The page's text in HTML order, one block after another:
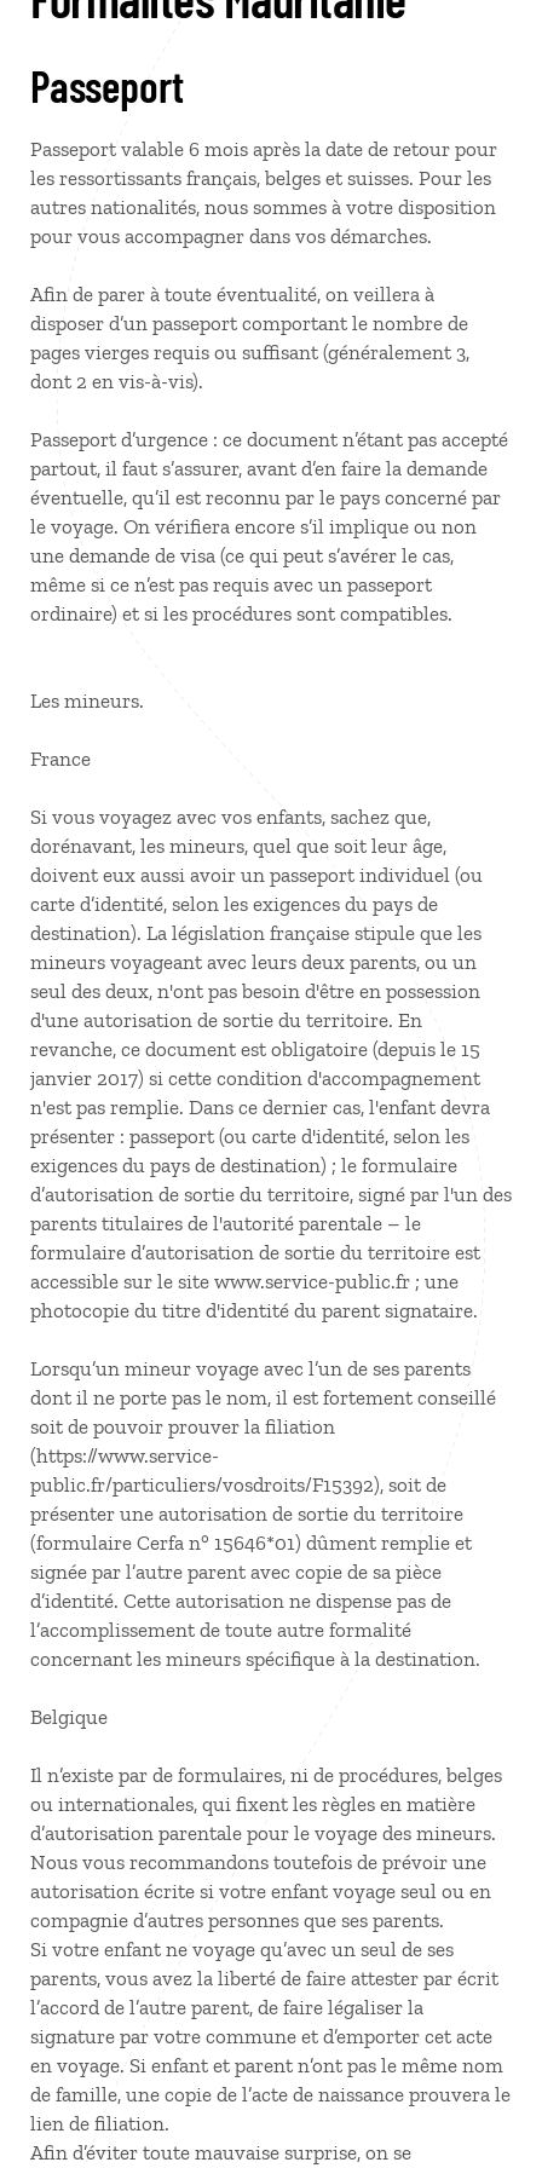
Passeport
Passeport valable 6 mois après la date de retour pour
les ressortissants français, belges et suisses. Pour les
autres nationalités, nous sommes à votre disposition
pour vous accompagner dans vos démarches.
Afin de parer à toute éventualité, on veillera à
disposer d’un passeport comportant le nombre de
pages vierges requis ou suffisant (généralement 3,
dont 2 en vis-à-vis).
Passeport d’urgence : ce document n’étant pas accepté
partout, il faut s’assurer, avant d’en faire la demande
éventuelle, qu’il est reconnu par le pays concerné par
le voyage. On vérifiera encore s’il implique ou non
une demande de visa (ce qui peut s’avérer le cas,
même si ce n’est pas requis avec un passeport
ordinaire) et si les procédures sont compatibles.
Les mineurs.
France
Si vous voyagez avec vos enfants, sachez que,
dorénavant, les mineurs, quel que soit leur âge,
doivent eux aussi avoir un passeport individuel (ou
carte d’identité, selon les exigences du pays de
destination). La législation française stipule que les
mineurs voyageant avec leurs deux parents, ou un
seul des deux, n'ont pas besoin d'être en possession
d'une autorisation de sortie du territoire. En
revanche, ce document est obligatoire (depuis le 15
janvier 2017) si cette condition d'accompagnement
n'est pas remplie. Dans ce dernier cas, l'enfant devra
présenter : passeport (ou carte d'identité, selon les
exigences du pays de destination) ; le formulaire
d’autorisation de sortie du territoire, signé par l'un des
parents titulaires de l'autorité parentale – le
formulaire d’autorisation de sortie du territoire est
accessible sur le site www.service-public.fr ; une
photocopie du titre d'identité du parent signataire.
Lorsqu’un mineur voyage avec l’un de ses parents
dont il ne porte pas le nom, il est fortement conseillé
soit de pouvoir prouver la filiation
(https://www.service-
public.fr/particuliers/vosdroits/F15392), soit de
présenter une autorisation de sortie du territoire
(formulaire Cerfa n° 15646*01) dûment remplie et
signée par l’autre parent avec copie de sa pièce
d’identité. Cette autorisation ne dispense pas de
l’accomplissement de toute autre formalité
concernant les mineurs spécifique à la destination.
Belgique
Il n’existe par de formulaires, ni de procédures, belges
ou internationales, qui fixent les règles en matière
d’autorisation parentale pour le voyage des mineurs.
Nous vous recommandons toutefois de prévoir une
autorisation écrite si votre enfant voyage seul ou en
compagnie d’autres personnes que ses parents.
Si votre enfant ne voyage qu’avec un seul de ses
parents, vous avez la liberté de faire attester par écrit
l’accord de l’autre parent, de faire légaliser la
signature par votre commune et d’emporter cet acte
en voyage. Si enfant et parent n’ont pas le même nom
de famille, une copie de l’acte de naissance prouvera le
lien de filiation.
Afin d’éviter toute mauvaise surprise, on se